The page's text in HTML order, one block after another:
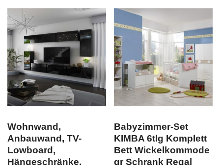
Wohnwand,
Anbauwand, TV-
Lowboard,
Hängeschränke,
Babyzimmer-Set
KIMBA 6tlg Komplett
Bett Wickelkommode
gr Schrank Regal